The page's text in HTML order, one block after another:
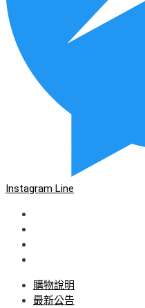
Instagram Line
購物說明
最新公告